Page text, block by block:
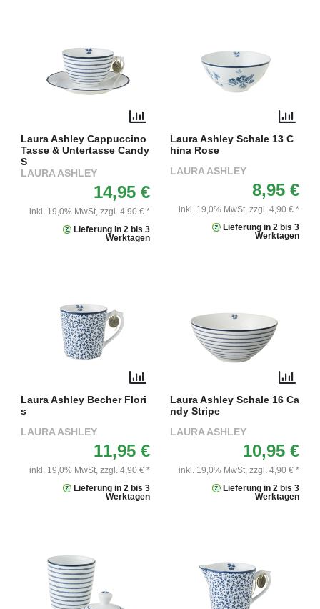
Laura Ashley Cappuccino
Tasse & Untertasse Candy
S
LAURA ASHLEY
14,95 €
inkl. 19,0% MwSt, zzgl. 4,90 € *
Lieferung in 2 bis 3
Werktagen
Laura Ashley Schale 13 C
hina Rose
LAURA ASHLEY
8,95 €
inkl. 19,0% MwSt, zzgl. 4,90 € *
Lieferung in 2 bis 3
Werktagen
Laura Ashley Becher Flori
s
LAURA ASHLEY
11,95 €
inkl. 19,0% MwSt, zzgl. 4,90 € *
Lieferung in 2 bis 3
Werktagen
Laura Ashley Schale 16 Ca
ndy Stripe
LAURA ASHLEY
10,95 €
inkl. 19,0% MwSt, zzgl. 4,90 € *
Lieferung in 2 bis 3
Werktagen